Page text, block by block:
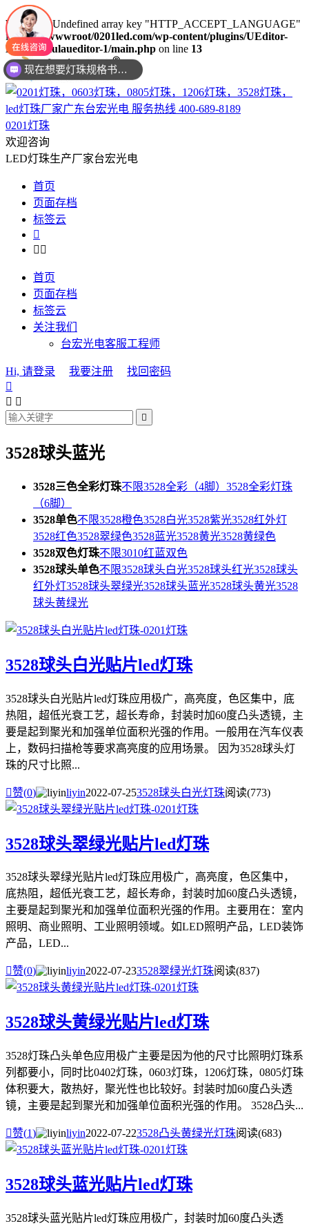
Warning
: Undefined array key "HTTP_ACCEPT_LANGUAGE"
in/www/wwwroot/0201led.com/wp-content/plugins/UEditor-
KityFormulaueditor-1/main.php on line 13
0201灯珠
欢迎咨询
LED灯珠生产厂家台宏光电
首页
页面存档
标签云

 
首页
页面存档
标签云
关注我们
台宏光电客服工程师
Hi, 请登录 我要注册
找回密码

 

3528球头蓝光
3528三色全彩灯珠不限3528全彩（4脚） 3528全彩灯珠
（6脚）
3528单色不限3528橙色3528白光3528紫光3528红外灯
3528红色3528翠绿色3528蓝光3528黄光3528黄绿色
3528双色灯珠不限3010红蓝双色
3528球头单色不限3528球头白光3528球头红光3528球头
红外灯3528球头翠绿光3528球头蓝光3528球头黄光3528
球头黄绿光
3528球头白光贴片led灯珠
3528球头白光贴片led灯珠应用极广，高亮度，色区集中，底
热阻，超低光衰工艺，超长寿命，封装时加60度凸头透镜，主
要是起到聚光和加强单位面积光强的作用。一般用在汽车仪表
上，数码扫描枪等要求高亮度的应用场景。 因为3528球头灯
珠的尺寸比照...
赞(0) liyin2022-07-253528球头白光灯珠阅读(773)
3528球头翠绿光贴片led灯珠
3528球头翠绿光贴片led灯珠应用极广，高亮度，色区集中，
底热阻，超低光衰工艺，超长寿命，封装时加60度凸头透镜，
主要是起到聚光和加强单位面积光强的作用。主要用在：室内
照明、商业照明、工业照明领域。如LED照明产品，LED装饰
产品，LED...
赞(0) liyin2022-07-233528翠绿光灯珠阅读(837)
3528球头黄绿光贴片led灯珠
3528灯珠凸头单色应用极广主要是因为他的尺寸比照明灯珠系
列都要小，同时比0402灯珠，0603灯珠，1206灯珠，0805灯珠
体积要大，散热好，聚光性也比较好。封装时加60度凸头透
镜，主要是起到聚光和加强单位面积光强的作用。 3528凸头...
赞(1) liyin2022-07-223528凸头黄绿光灯珠阅读(683)
3528球头蓝光贴片led灯珠
3528球头蓝光贴片led灯珠应用极广，封装时加60度凸头透
现在想要灯珠规格书资料还是要样品测试呢？么？